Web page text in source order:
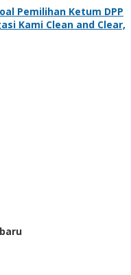
Pemilihan Ketum DPP
Kami Clean and Clear,